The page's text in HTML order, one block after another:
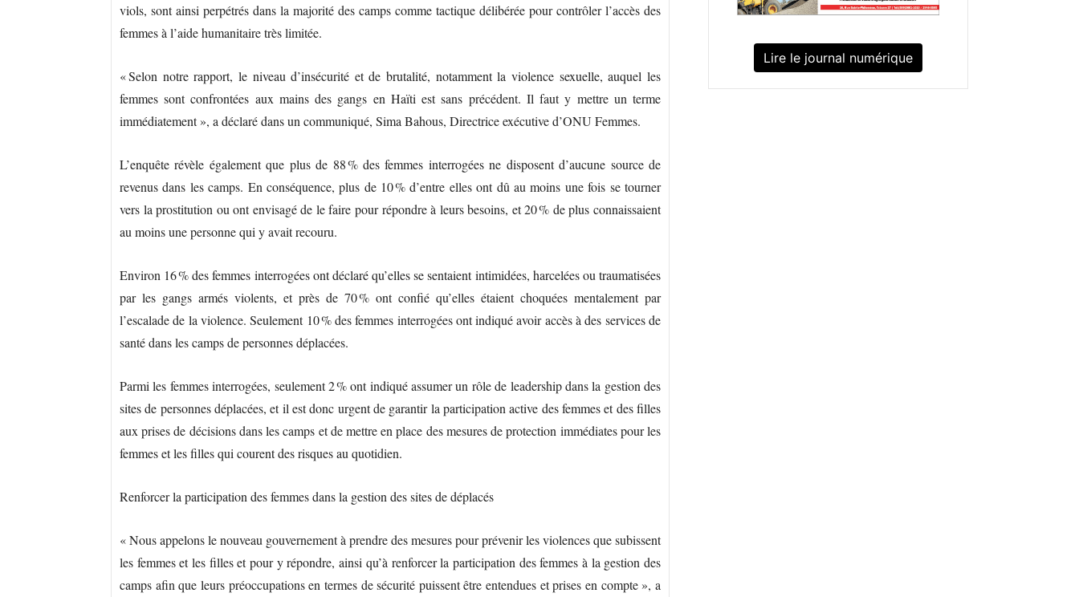
viols, sont ainsi perpétrés dans la majorité des camps comme tactique délibérée pour contrôler l’accès des
femmes à l’aide humanitaire très limitée.
« Selon notre rapport, le niveau d’insécurité et de brutalité, notamment la violence sexuelle, auquel les
femmes sont confrontées aux mains des gangs en Haïti est sans précédent. Il faut y mettre un terme
immédiatement », a déclaré dans un communiqué, Sima Bahous, Directrice exécutive d’ONU Femmes.
L’enquête révèle également que plus de 88 % des femmes interrogées ne disposent d’aucune source de
revenus dans les camps. En conséquence, plus de 10 % d’entre elles ont dû au moins une fois se tourner
vers la prostitution ou ont envisagé de le faire pour répondre à leurs besoins, et 20 % de plus connaissaient
au moins une personne qui y avait recouru.
Environ 16 % des femmes interrogées ont déclaré qu’elles se sentaient intimidées, harcelées ou traumatisées
par les gangs armés violents, et près de 70 % ont confié qu’elles étaient choquées mentalement par
l’escalade de la violence. Seulement 10 % des femmes interrogées ont indiqué avoir accès à des services de
santé dans les camps de personnes déplacées.
Parmi les femmes interrogées, seulement 2 % ont indiqué assumer un rôle de leadership dans la gestion des
sites de personnes déplacées, et il est donc urgent de garantir la participation active des femmes et des filles
aux prises de décisions dans les camps et de mettre en place des mesures de protection immédiates pour les
femmes et les filles qui courent des risques au quotidien.
Renforcer la participation des femmes dans la gestion des sites de déplacés
« Nous appelons le nouveau gouvernement à prendre des mesures pour prévenir les violences que subissent
les femmes et les filles et pour y répondre, ainsi qu’à renforcer la participation des femmes à la gestion des
camps afin que leurs préoccupations en termes de sécurité puissent être entendues et prises en compte », a
Lire le journal numérique